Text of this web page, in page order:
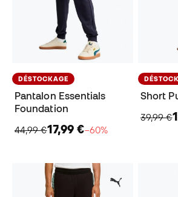
DÉSTOCKAGE
Pantalon Essentials
Foundation
44,99 €17,99 €−60%
Short
39,99 €